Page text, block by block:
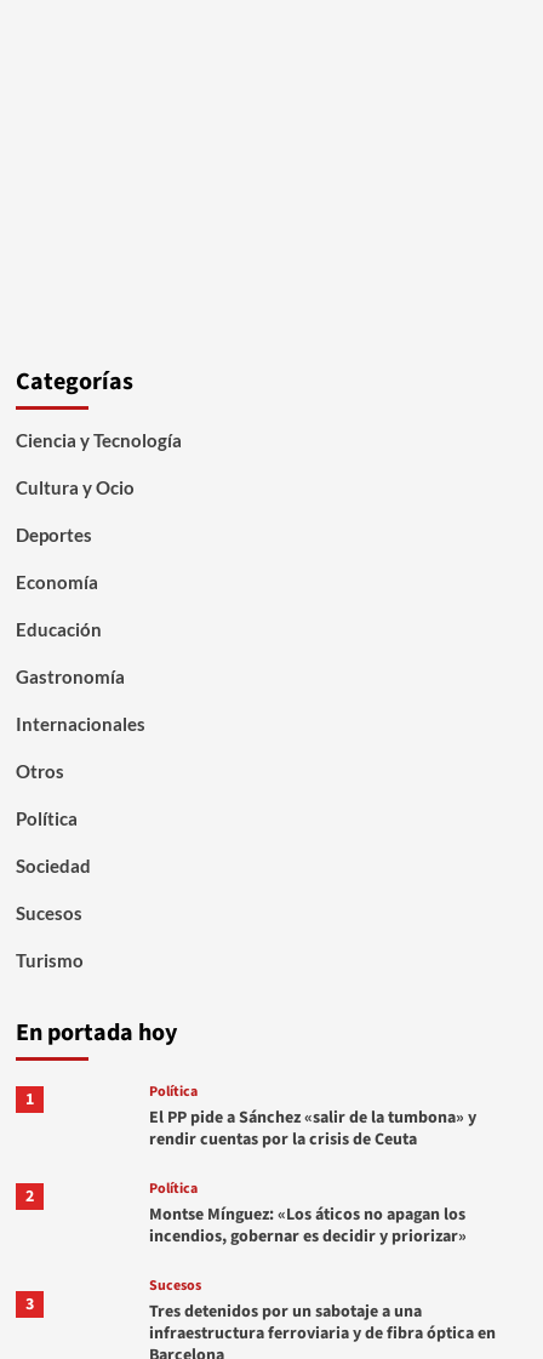
Categorías
Ciencia y Tecnología
Cultura y Ocio
Deportes
Economía
Educación
Gastronomía
Internacionales
Otros
Política
Sociedad
Sucesos
Turismo
En portada hoy
1 Política
El PP pide a Sánchez «salir de la tumbona» y
rendir cuentas por la crisis de Ceuta
2 Política
Montse Mínguez: «Los áticos no apagan los
incendios, gobernar es decidir y priorizar»
3
Sucesos
Tres detenidos por un sabotaje a una
infraestructura ferroviaria y de fibra óptica en